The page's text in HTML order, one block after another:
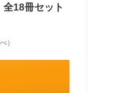
18冊セット
）